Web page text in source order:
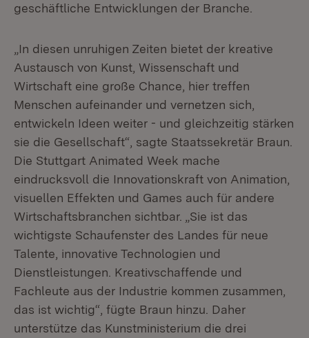
geschäftliche Entwicklungen der Branche.
„In diesen unruhigen Zeiten bietet der kreative
Austausch von Kunst, Wissenschaft und
Wirtschaft eine große Chance, hier treffen
Menschen aufeinander und vernetzen sich,
entwickeln Ideen weiter - und gleichzeitig stärken
sie die Gesellschaft“, sagte Staatssekretär Braun.
Die Stuttgart Animated Week mache
eindrucksvoll die Innovationskraft von Animation,
visuellen Effekten und Games auch für andere
Wirtschaftsbranchen sichtbar. „Sie ist das
wichtigste Schaufenster des Landes für neue
Talente, innovative Technologien und
Dienstleistungen. Kreativschaffende und
Fachleute aus der Industrie kommen zusammen,
das ist wichtig“, fügte Braun hinzu. Daher
unterstütze das Kunstministerium die drei